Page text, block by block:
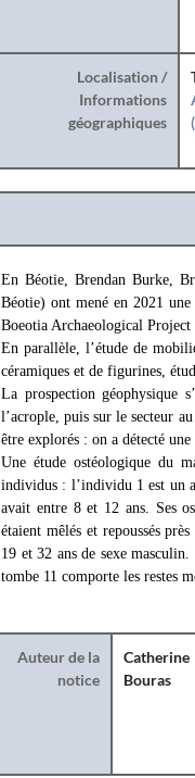
Localisation /
Informations
géographiques
En Béotie, Brendan Burke,
Béotie) ont mené en 2021 une
Boeotia Archaeological
En parallèle, l’étude de
céramiques et de figurines,
La prospection géophysique
l’acrople, puis sur le secteur
être explorés : on a détecté
Une étude ostéologique du
individus : l’individu 1 est un
avait entre 8 et 12 ans. Ses
étaient mêlés et repoussés
19 et 32 ans de sexe
tombe 11 comporte les restes
Auteur de la
notice
Catherine
Bouras